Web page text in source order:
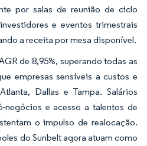
por salas de reunião de ciclo
e eventos trimestrais
a receita por mesa disponível.
de 8,95%, superando todas as
empresas sensíveis a custos e
Dallas e Tampa. Salários
negócios e acesso a talentos de
o impulso de realocação.
do Sunbelt agora atuam como